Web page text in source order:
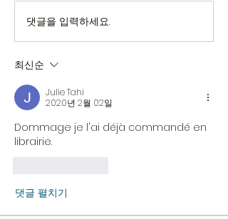
댓글을 입력하세요.
최신순
Julie Tahi
2020년 2월 02일
Dommage je l'ai déjà commandé en
librairie.
댓글 펼치기